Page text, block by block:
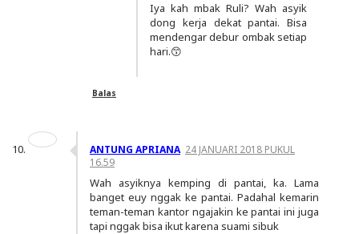
Iya kah mbak Ruli? Wah asyik
dong kerja dekat pantai. Bisa
mendengar debur ombak setiap
hari.😙
Balas
ANTUNG APRIANA 24 JANUARI 2018 PUKUL
16.59
Wah asyiknya kemping di pantai, ka. Lama
banget euy nggak ke pantai. Padahal kemarin
teman-teman kantor ngajakin ke pantai ini juga
tapi nggak bisa ikut karena suami sibuk